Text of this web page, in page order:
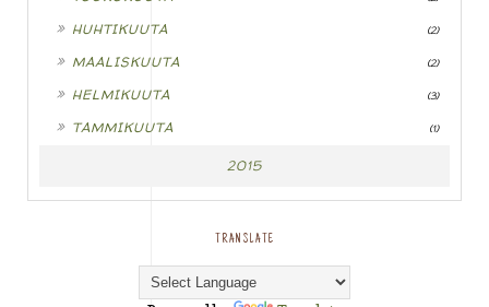
HUHTIKUUTA (2)
MAALISKUUTA (2)
HELMIKUUTA (3)
TAMMIKUUTA (1)
2015
TRANSLATE